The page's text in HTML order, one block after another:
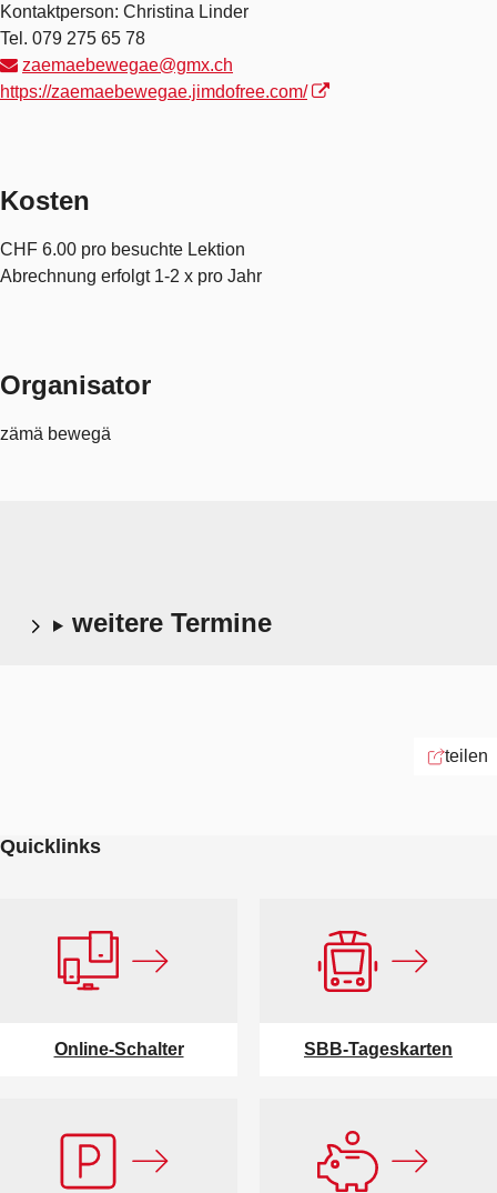
Kontaktperson: Christina Linder
Tel. 079 275 65 78
zaemaebewegae@gmx.ch
https://zaemaebewegae.jimdofree.com/
Kosten
CHF 6.00 pro besuchte Lektion
Abrechnung erfolgt 1-2 x pro Jahr
Organisator
zämä bewegä
weitere Termine
teilen
Quicklinks
Online-Schalter SBB-Tageskarten